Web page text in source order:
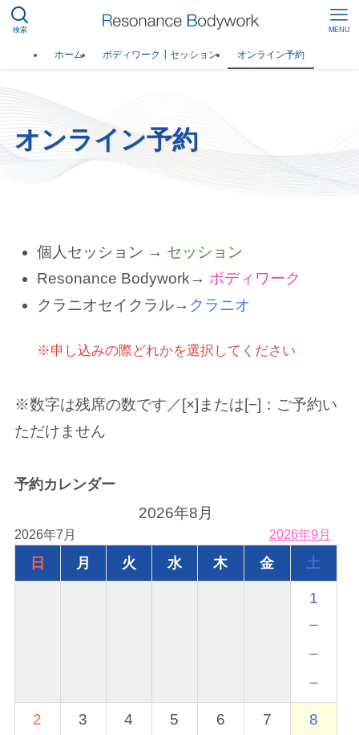
検索 MENU
ホーム ボディワーク┃セッション オンライン予約
オンライン予約
個人セッション → セッション
Resonance Bodywork→ ボディワーク
クラニオセイクラル→ クラニオ
※申し込みの際どれかを選択してください
※数字は残席の数です／[×]または[−]：ご予約い
ただけません
予約カレンダー
2026年8月
2026年7月 2026年9月
日 月 火 水 木 金 土
1
－
－
－
2 3 4 5 6 7 8